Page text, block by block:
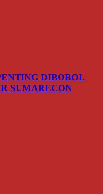
DIBOBOL
SUMARECON